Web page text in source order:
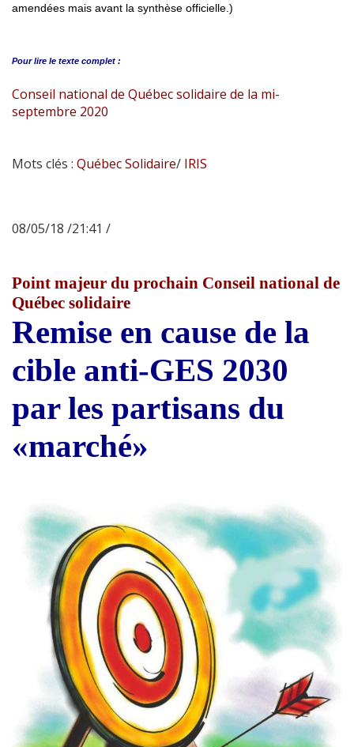
amendées mais avant la synthèse officielle.)
Pour lire le texte complet :
Conseil national de Québec solidaire de la mi-
septembre 2020
Mots clés : Québec Solidaire/ IRIS
08/05/18 /21:41 /
Point majeur du prochain Conseil national de
Québec solidaire
Remise en cause de la
cible anti-GES 2030
par les partisans du
«marché»